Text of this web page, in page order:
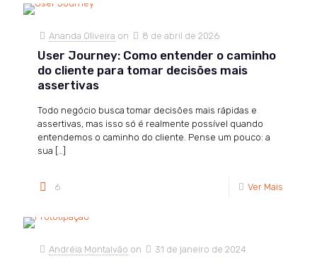
Ananda Oliveira on 8 de abril de 2026
User Journey: Como entender o caminho
do cliente para tomar decisões mais
assertivas
Todo negócio busca tomar decisões mais rápidas e
assertivas, mas isso só é realmente possível quando
entendemos o caminho do cliente. Pense um pouco: a
sua […]
6 Ver Mais
Andréia Montalvão on 31 de janeiro de 2024